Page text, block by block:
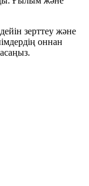
зерттеу және
оннан